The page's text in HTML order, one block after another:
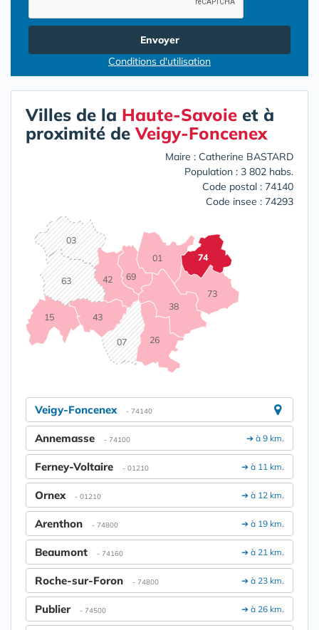
Envoyer
Conditions d'utilisation
Villes de la Haute-Savoie et à
proximité deVeigy-Foncenex
Maire : Catherine BASTARD
Population : 3 802 habs.
Code postal : 74140
Code insee : 74293
01
03
07
15
26
38
42
43
63
69
73
74
Veigy-Foncenex - 74140
➔ à 9 km.
Annemasse - 74100
➔ à 11 km.
Ferney-Voltaire - 01210
➔ à 12 km.
Ornex - 01210
➔ à 19 km.
Arenthon - 74800
➔ à 21 km.
Beaumont - 74160
➔ à 23 km.
Roche-sur-Foron - 74800
➔ à 26 km.
Publier - 74500